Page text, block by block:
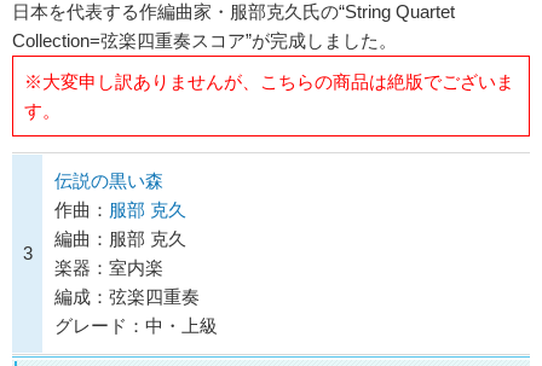
日本を代表する作編曲家・服部克久氏の“String Quartet
Collection=弦楽四重奏スコア”が完成しました。
※大変申し訳ありませんが、こちらの商品は絶版でございま
す。
3
伝説の黒い森
作曲： 服部 克久
編曲：服部 克久
楽器：室内楽
編成：弦楽四重奏
グレード：中・上級